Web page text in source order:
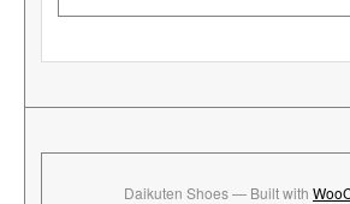
Daikuten Shoes — Built with